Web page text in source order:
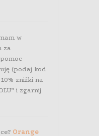
w
za
(podaj kod
10% zniżki na
i zgarnij
Orange